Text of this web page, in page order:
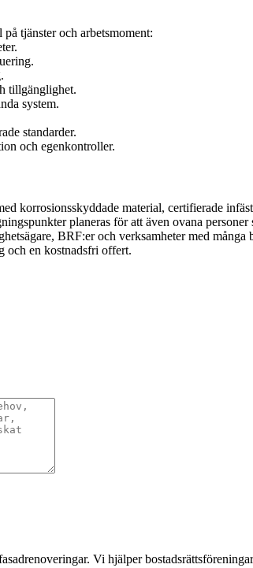
tjänster och arbetsmoment:
tillgänglighet.
system.
standarder.
och egenkontroller.
korrosionsskyddade material, certifierade
planeras för att även ovana
BRF:er och verksamheter med
och en kostnadsfri offert.
Vi hjälper